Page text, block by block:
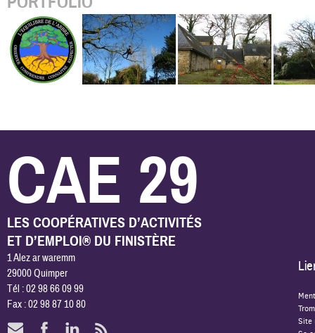
CAE 29
LES COOPÉRATIVES D’ACTIVITÉS
ET D’EMPLOI® DU FINISTÈRE
1 Alez ar waremm
29000 Quimper
Tél : 02 98 66 09 99
Fax : 02 98 87 10 80
Site